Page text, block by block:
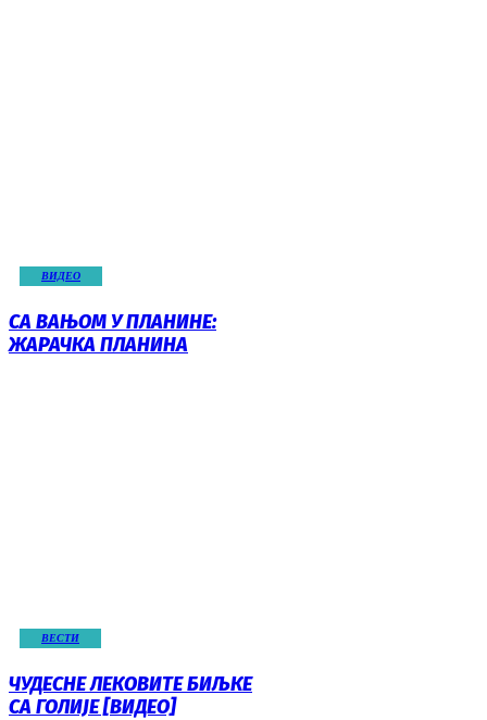
ВИДЕО
СА ВАЊОМ У ПЛАНИНЕ:
ЖАРАЧКА ПЛАНИНА
ВЕСТИ
ЧУДЕСНЕ ЛЕКОВИТЕ БИЉКЕ
СА ГОЛИЈЕ [ВИДЕО]